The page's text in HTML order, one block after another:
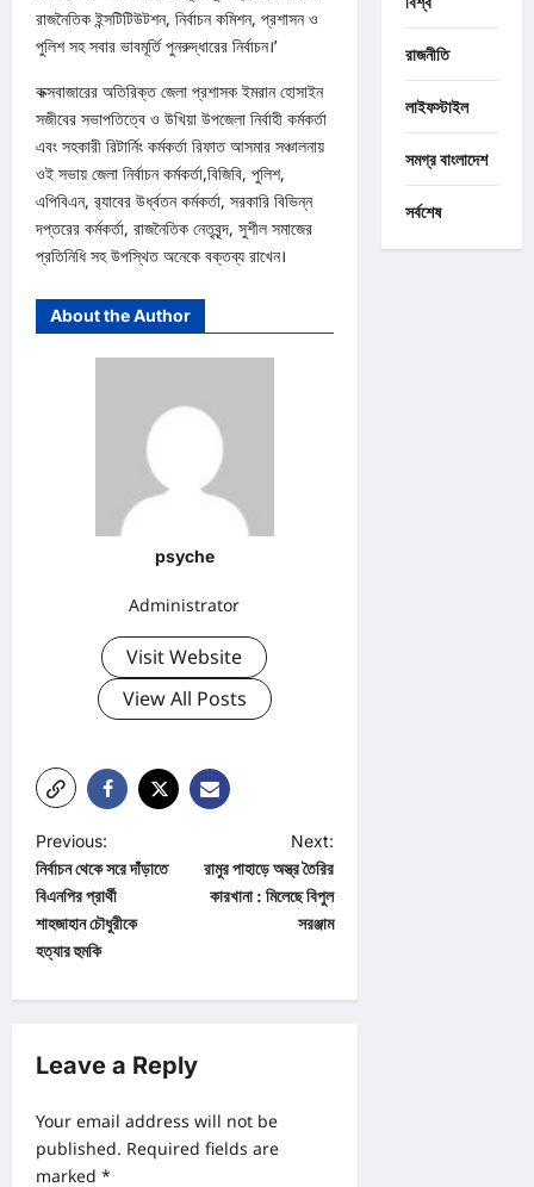
রাজনৈতিক ইন্সটিটিউটশন, নির্বাচন কমিশন, প্রশাসন ও
পুলিশ সহ সবার ভাবমূর্তি পুনরুদ্ধারের নির্বাচন।’
কক্সবাজারের অতিরিক্ত জেলা প্রশাসক ইমরান হোসাইন
সজীবের সভাপতিত্বে ও উখিয়া উপজেলা নির্বাহী কর্মকর্তা
এবং সহকারী রিটার্নিং কর্মকর্তা রিফাত আসমার সঞ্চালনায়
ওই সভায় জেলা নির্বাচন কর্মকর্তা,বিজিবি, পুলিশ,
এপিবিএন, র‍্যাবের উর্ধ্বতন কর্মকর্তা, সরকারি বিভিন্ন
দপ্তরের কর্মকর্তা, রাজনৈতিক নেতৃবৃন্দ, সুশীল সমাজের
প্রতিনিধি সহ উপস্থিত অনেকে বক্তব্য রাখেন।
About the Author
psyche
Administrator
Visit Website
View All Posts
P
o
s
t
v
g
a
Previous:
নির্বাচন থেকে সরে দাঁড়াতে
বিএনপির প্রার্থী
শাহজাহান চৌধুরীকে
হত্যার হুমকি
Next:
রামুর পাহাড়ে অস্ত্র তৈরির
কারখানা : মিলেছে বিপুল
সরঞ্জাম
Leave a Reply
Your email address will not be
published. Required fields are
marked *
রাজনীতি
লাইফস্টাইল
সমগ্র বাংলাদেশ
সর্বশেষ